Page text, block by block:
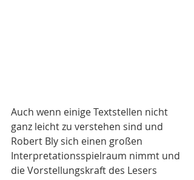
Auch wenn einige Textstellen nicht
ganz leicht zu verstehen sind und
Robert Bly sich einen großen
Interpretationsspielraum nimmt und
die Vorstellungskraft des Lesers